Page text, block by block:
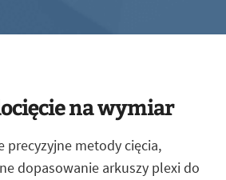
na wymiar
precyzyjne metody cięcia,
dopasowanie arkuszy plexi do